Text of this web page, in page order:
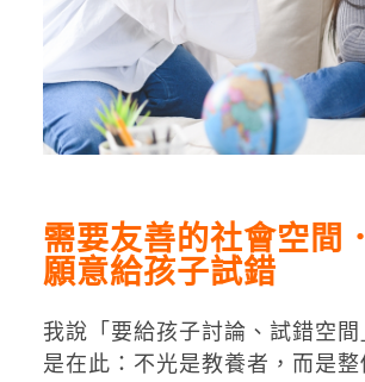
需要友善的社會空間
願意給孩子試錯
我說「要給孩子討論、試錯空
是在此：不光是教養者，而是